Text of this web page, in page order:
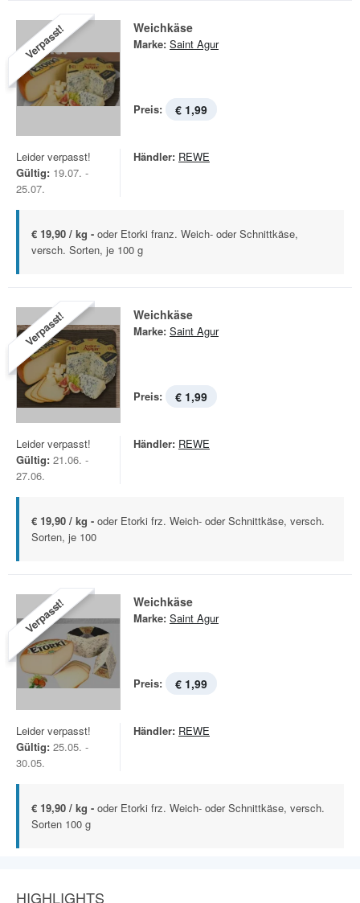
Verpasst! Weichkäse
Marke: Saint Agur
Preis: € 1,99
Leider verpasst!
Gültig: 19.07. -
25.07.
Händler: REWE
€ 19,90 / kg - oder Etorki franz. Weich- oder Schnittkäse,
versch. Sorten, je 100 g
Verpasst! Weichkäse
Marke: Saint Agur
Preis: € 1,99
Leider verpasst!
Gültig: 21.06. -
27.06.
Händler: REWE
€ 19,90 / kg - oder Etorki frz. Weich- oder Schnittkäse, versch.
Sorten, je 100
Verpasst! Weichkäse
Marke: Saint Agur
Preis: € 1,99
Leider verpasst!
Gültig: 25.05. -
30.05.
Händler: REWE
€ 19,90 / kg - oder Etorki frz. Weich- oder Schnittkäse, versch.
Sorten 100 g
HIGHLIGHTS